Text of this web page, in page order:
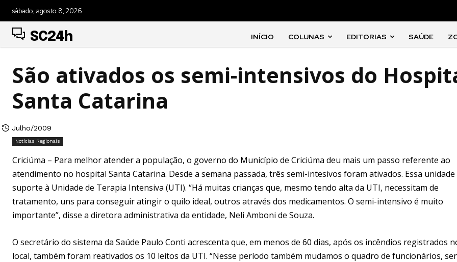
sábado, agosto 8, 2026
SC24h INÍCIO COLUNAS EDITORIAS SAÚDE
São ativados os semi-intensivos do
Santa Catarina
Julho/2009
Notícias Regionais
Criciúma – Para melhor atender a população, o governo do Município de Criciúma deu mais um passo referente ao
atendimento no hospital Santa Catarina. Desde a semana passada, três semi-intesivos foram ativados. Essa unidade
suporte à Unidade de Terapia Intensiva (UTI). “Há muitas crianças que, mesmo tendo alta da UTI, necessitam de
tratamento, uns para conseguir atingir o quilo ideal, outros através dos medicamentos. O semi-intensivo é muito
importante”, disse a diretora administrativa da entidade, Neli Amboni de Souza.
O secretário do sistema da Saúde Paulo Conti acrescenta que, em menos de 60 dias, após os incêndios registrados
local, também foram reativados os 10 leitos da UTI. “Nesse período também mudamos o quadro de funcionários,